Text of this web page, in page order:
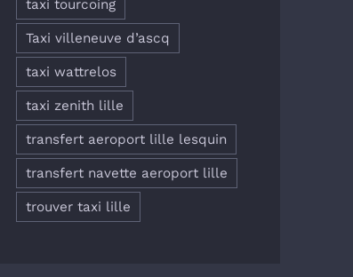
taxi tourcoing
Taxi villeneuve d’ascq
taxi wattrelos
taxi zenith lille
transfert aeroport lille lesquin
transfert navette aeroport lille
trouver taxi lille